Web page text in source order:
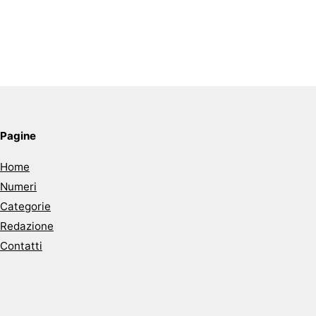
Pagine
Home
Numeri
Categorie
Redazione
Contatti